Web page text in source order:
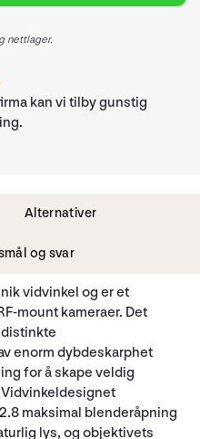
nettlager.
kan vi tilby gunstig
Alternativer
og svar
vidvinkel og er et
mount kameraer. Det
enorm dybdeskarphet
for å skape veldig
maksimal blenderåpning
lys, og objektivets